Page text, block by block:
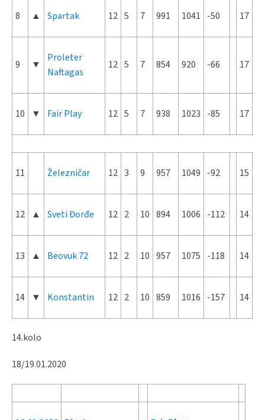
8 ▲ Spartak 12 5 7 991 1041 -50 17
9 ▼
Proleter
Naftagas
12 5 7 854 920 -66 17
10 ▼ Fair Play 12 5 7 938 1023 -85 17
11 Železničar 12 3 9 957 1049 -92 15
12 ▲ Sveti Đorđe 12 2 10 894 1006 -112 14
13 ▲ Beovuk 72 12 2 10 957 1075 -118 14
14 ▼ Konstantin 12 2 10 859 1016 -157 14
14.kolo
18/19.01.2020